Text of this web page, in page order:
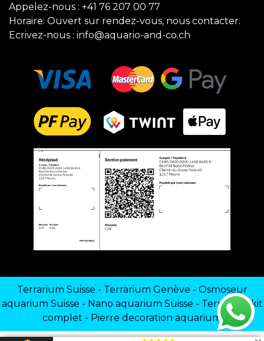
Appelez-nous : +41 76 207 00 77
Horaire: Ouvert sur rendez-vous, nous contacter.
Ecrivez-nous : info@aquario-and-co.ch
Terrarium Suisse - Terrarium Genève - Osmoseur
aquarium Suisse - Nano aquarium Suisse - Terrarium kit
complet - Pierre decoration aquarium